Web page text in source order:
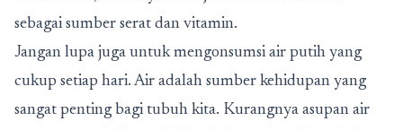
sebagai sumber serat dan vitamin.
Jangan lupa juga untuk mengonsumsi air putih yang
cukup setiap hari. Air adalah sumber kehidupan yang
sangat penting bagi tubuh kita. Kurangnya asupan air